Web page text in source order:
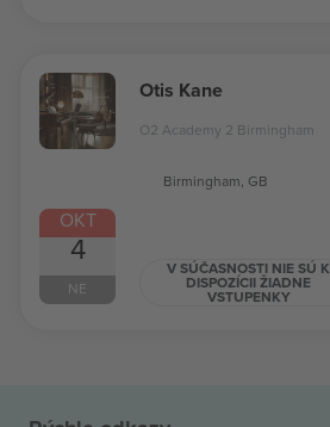
OKT
4
NE
Otis Kane
O2 Academy 2 Birmingham
Birmingham, GB
V SÚČASNOSTI NIE SÚ K
DISPOZÍCII ŽIADNE
VSTUPENKY